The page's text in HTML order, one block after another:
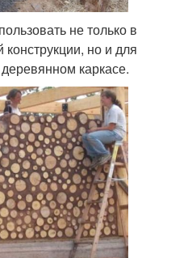
не только в
но и для
каркасе.